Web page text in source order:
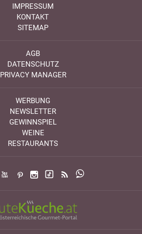
IMPRESSUM
KONTAKT
SITEMAP
AGB
DATENSCHUTZ
PRIVACY MANAGER
WERBUNG
NEWSLETTER
GEWINNSPIEL
WEINE
RESTAURANTS